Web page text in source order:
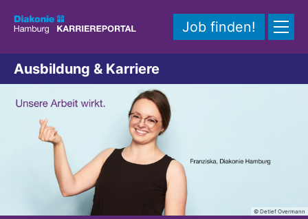
Job finden!
Ausbildung & Karriere
© Detlef Overmann